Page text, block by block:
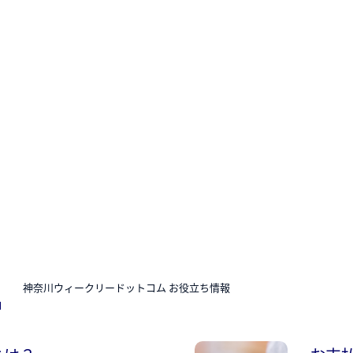
神奈川ウィークリードットコム お役立ち情報